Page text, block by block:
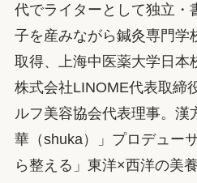
代でライターとして独立・
子を産みながら鍼灸専門学
取得、上海中医薬大学日本
株式会社LINOME代表取締
ルフ美容協会代表理事。漢
華（shuka）」プロデュー
ら整える」東洋×西洋の美